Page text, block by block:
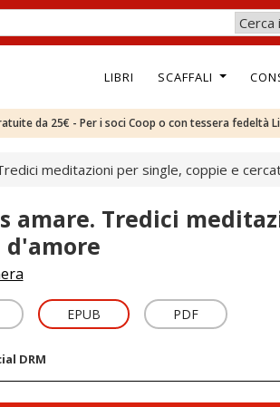
LIBRI SCAFFALI
da 25€ - Per i soci Coop o con tessera fedeltà
meditazioni per single, coppie e
amare. Tredici
EPUB PDF
DRM